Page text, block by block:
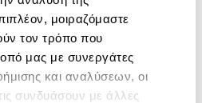
μοιραζόμαστε
τον τρόπο που
μας με συνεργάτες
και αναλύσεων, οι
συνδυάσουν με άλλες